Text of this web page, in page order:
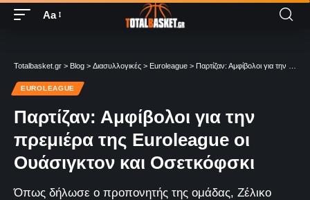
Aa
Totalbasket.gr > Blog > Διασυλλογικές > Euroleague > Παρτίζαν: Αμφίβολοι για την πρεμιέρα της Euroleague οι Ουάσιγκτον και Οσετκόφσκι
EUROLEAGUE
Παρτίζαν: Αμφίβολοι για την
πρεμιέρα της Euroleague οι
Ουάσιγκτον και Οσετκόφσκι
Όπως δήλωσε ο προπονητής της ομάδας, Ζέλικο